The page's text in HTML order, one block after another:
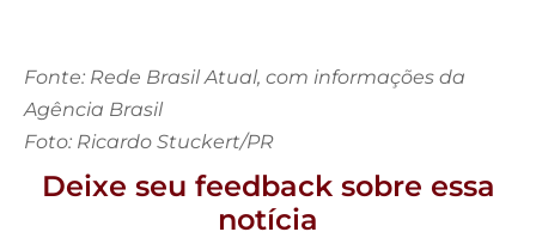
Fonte: Rede Brasil Atual, com informações da
Agência Brasil
Foto: Ricardo Stuckert/PR
Deixe seu feedback sobre essa
notícia